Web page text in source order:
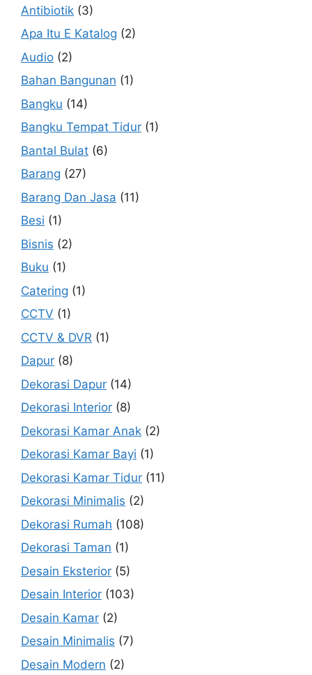
Antibiotik (3)
Apa Itu E Katalog (2)
Audio (2)
Bahan Bangunan (1)
Bangku (14)
Bangku Tempat Tidur (1)
Bantal Bulat (6)
Barang (27)
Barang Dan Jasa (11)
Besi (1)
Bisnis (2)
Buku (1)
Catering (1)
CCTV (1)
CCTV & DVR (1)
Dapur (8)
Dekorasi Dapur (14)
Dekorasi Interior (8)
Dekorasi Kamar Anak (2)
Dekorasi Kamar Bayi (1)
Dekorasi Kamar Tidur (11)
Dekorasi Minimalis (2)
Dekorasi Rumah (108)
Dekorasi Taman (1)
Desain Eksterior (5)
Desain Interior (103)
Desain Kamar (2)
Desain Minimalis (7)
Desain Modern (2)